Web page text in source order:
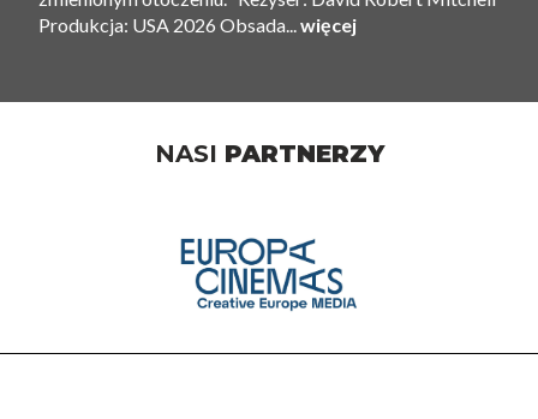
Produkcja: USA 2026 Obsada... więcej
NASI PARTNERZY